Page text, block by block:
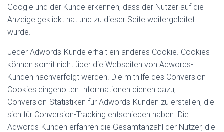
Google und der Kunde erkennen, dass der Nutzer auf die
Anzeige geklickt hat und zu dieser Seite weitergeleitet
wurde.
Jeder Adwords-Kunde erhält ein anderes Cookie. Cookies
können somit nicht über die Webseiten von Adwords-
Kunden nachverfolgt werden. Die mithilfe des Conversion-
Cookies eingeholten Informationen dienen dazu,
Conversion-Statistiken für Adwords-Kunden zu erstellen, die
sich für Conversion-Tracking entschieden haben. Die
Adwords-Kunden erfahren die Gesamtanzahl der Nutzer, die